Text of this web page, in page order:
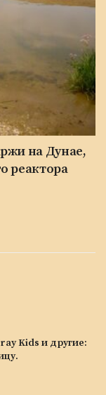
на Дунае,
реактора
Kids и другие: